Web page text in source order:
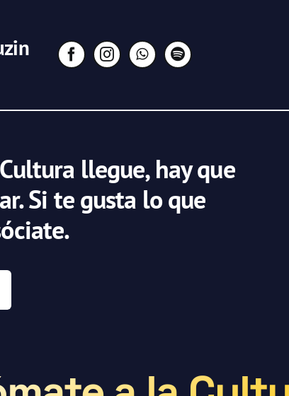
llegue, hay que
Si te gusta lo que